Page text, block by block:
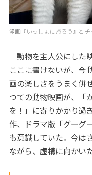
漫画『いっしょに帰ろう』とチ
動物を主人公にした
ここに書けないが、今
画の楽しさをうまく併
つての動物映画が、「
を！」に寄りかかり過
作、ドラマ版「グーグ
も意識していた。今は
ながら、虚構に向かい